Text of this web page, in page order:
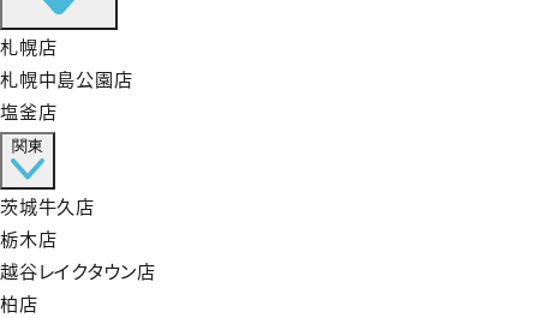
札幌店
札幌中島公園店
塩釜店
関東
茨城牛久店
栃木店
越谷レイクタウン店
柏店